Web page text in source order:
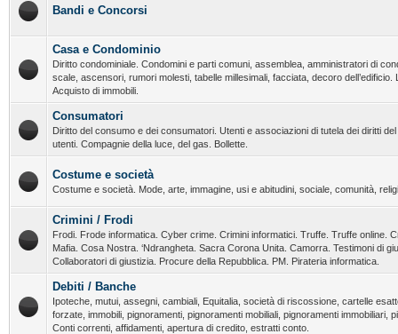
Bandi e Concorsi
Casa e Condominio
Diritto condominiale. Condomini e parti comuni, assemblea, amministratori di
scale, ascensori, rumori molesti, tabelle millesimali, facciata, decoro
Acquisto di immobili.
Consumatori
Diritto del consumo e dei consumatori. Utenti e associazioni di tutela dei diritti
utenti. Compagnie della luce, del gas. Bollette.
Costume e società
Costume e società. Mode, arte, immagine, usi e abitudini, sociale, comunità,
Crimini / Frodi
Frodi. Frode informatica. Cyber crime. Crimini informatici. Truffe. Truffe online.
Mafia. Cosa Nostra. ‘Ndrangheta. Sacra Corona Unita. Camorra. Testimoni di
Collaboratori di giustizia. Procure della Repubblica. PM. Pirateria informatica.
Debiti / Banche
Ipoteche, mutui, assegni, cambiali, Equitalia, società di riscossione, cartelle
forzate, immobili, pignoramenti, pignoramenti mobiliali, pignoramenti immobiliari,
Conti correnti, affidamenti, apertura di credito, estratti conto.